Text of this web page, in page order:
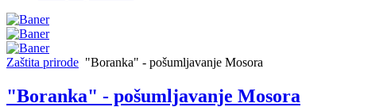
Zaštita prirode "Boranka" - pošumljavanje Mosora
"Boranka" - pošumljavanje Mosora